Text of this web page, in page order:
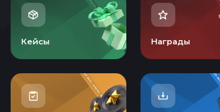
Кейсы Награды